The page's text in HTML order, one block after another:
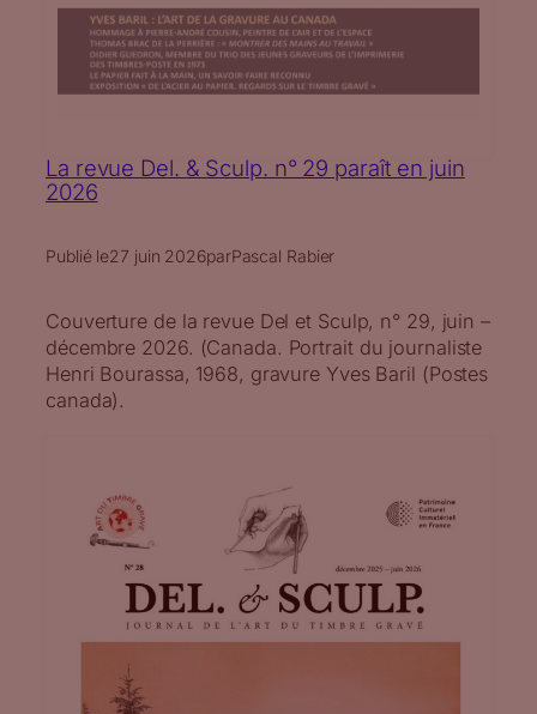
La revue Del. & Sculp. n° 29 paraît en juin
2026
Publié le27 juin 2026parPascal Rabier
Couverture de la revue Del et Sculp, n° 29, juin –
décembre 2026. (Canada. Portrait du journaliste
Henri Bourassa, 1968, gravure Yves Baril (Postes
canada).